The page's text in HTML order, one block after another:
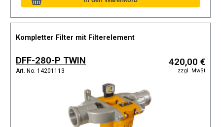
Kompletter Filter mit Filterelement
DFF-280-P TWIN
Art. No. 14201113
420,00 €
zzgl. MwSt